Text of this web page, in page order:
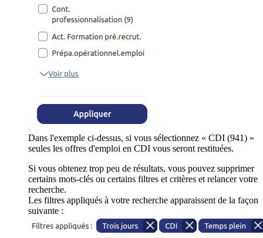
Dans l'exemple ci-dessus, si vous sélectionnez « CDI (941) »
seules les offres d'emploi en CDI vous seront restituées.
Si vous obtenez trop peu de résultats, vous pouvez supprimer
certains mots-clés ou certains filtres et critères et relancer votre
recherche.
Les filtres appliqués à votre recherche apparaissent de la façon
suivante :